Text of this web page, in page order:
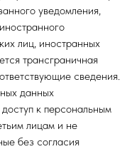
уведомления,
лиц, иностранных
трансграничная
сведения.
данных
к персональным
лицам и не
без согласия